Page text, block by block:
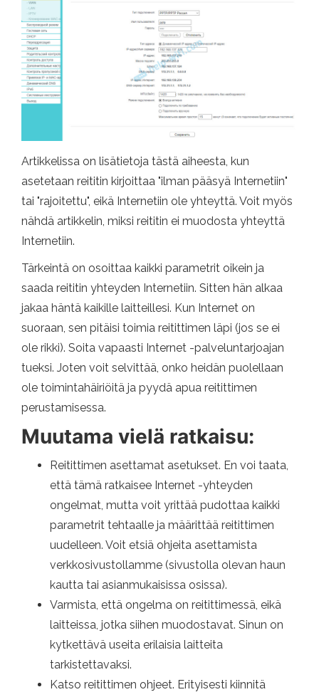
Artikkelissa on lisätietoja tästä aiheesta, kun
asetetaan reititin kirjoittaa "ilman pääsyä Internetiin"
tai "rajoitettu", eikä Internetiin ole yhteyttä. Voit myös
nähdä artikkelin, miksi reititin ei muodosta yhteyttä
Internetiin.
Tärkeintä on osoittaa kaikki parametrit oikein ja
saada reititin yhteyden Internetiin. Sitten hän alkaa
jakaa häntä kaikille laitteillesi. Kun Internet on
suoraan, sen pitäisi toimia reitittimen läpi (jos se ei
ole rikki). Soita vapaasti Internet -palveluntarjoajan
tueksi. Joten voit selvittää, onko heidän puolellaan
ole toimintahäiriöitä ja pyydä apua reitittimen
perustamisessa.
Muutama vielä ratkaisu:
Reitittimen asettamat asetukset. En voi taata,
että tämä ratkaisee Internet -yhteyden
ongelmat, mutta voit yrittää pudottaa kaikki
parametrit tehtaalle ja määrittää reitittimen
uudelleen. Voit etsiä ohjeita asettamista
verkkosivustollamme (sivustolla olevan haun
kautta tai asianmukaisissa osissa).
Varmista, että ongelma on reitittimessä, eikä
laitteissa, jotka siihen muodostavat. Sinun on
kytkettävä useita erilaisia ​​laitteita
tarkistettavaksi.
Katso reitittimen ohjeet. Erityisesti kiinnitä